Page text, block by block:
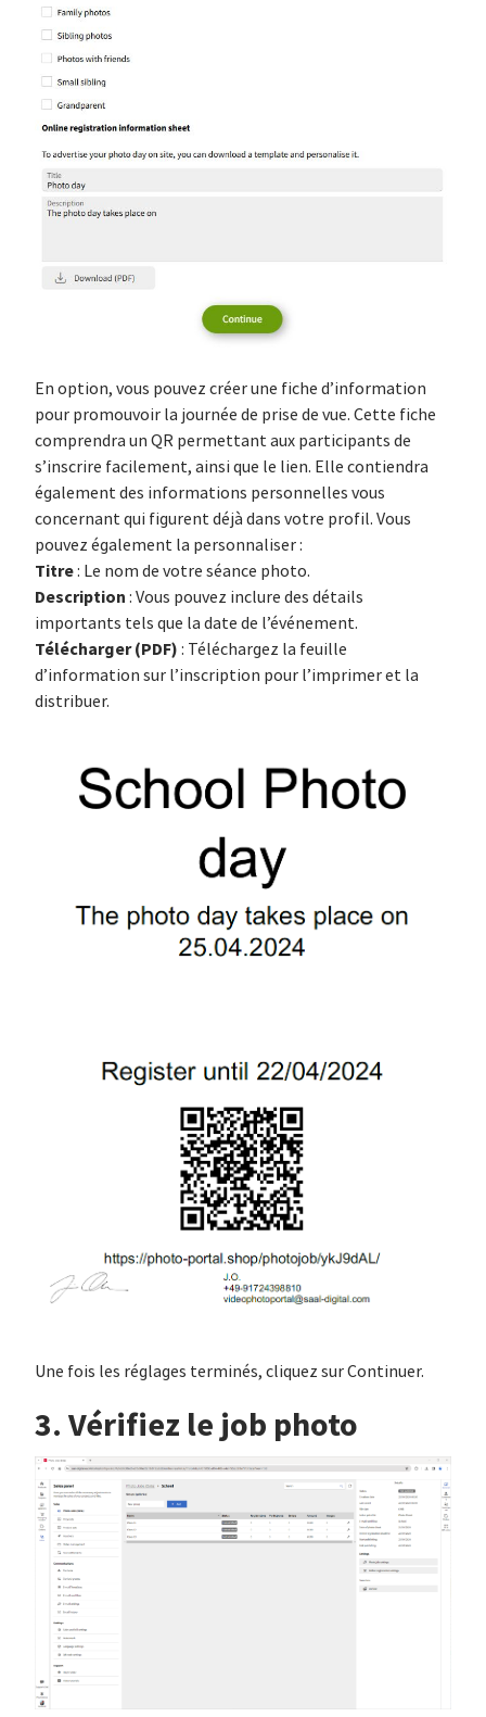
En option, vous pouvez créer une fiche d’information
pour promouvoir la journée de prise de vue. Cette fiche
comprendra un QR permettant aux participants de
s’inscrire facilement, ainsi que le lien. Elle contiendra
également des informations personnelles vous
concernant qui figurent déjà dans votre profil. Vous
pouvez également la personnaliser :
Titre: Le nom de votre séance photo.
Description : Vous pouvez inclure des détails
importants tels que la date de l’événement.
Télécharger (PDF) : Téléchargez la feuille
d’information sur l’inscription pour l’imprimer et la
distribuer.
Une fois les réglages terminés, cliquez sur Continuer.
3. Vérifiez le job photo